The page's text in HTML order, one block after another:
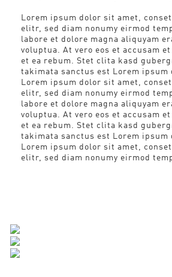
Lorem ipsum dolor sit amet,
elitr, sed diam nonumy eirmod
labore et dolore magna aliquyam
voluptua. At vero eos et accusam
et ea rebum. Stet clita kasd
takimata sanctus est Lorem ipsum
Lorem ipsum dolor sit amet,
elitr, sed diam nonumy eirmod
labore et dolore magna aliquyam
voluptua. At vero eos et accusam
et ea rebum. Stet clita kasd
takimata sanctus est Lorem ipsum
Lorem ipsum dolor sit amet,
elitr, sed diam nonumy eirmod